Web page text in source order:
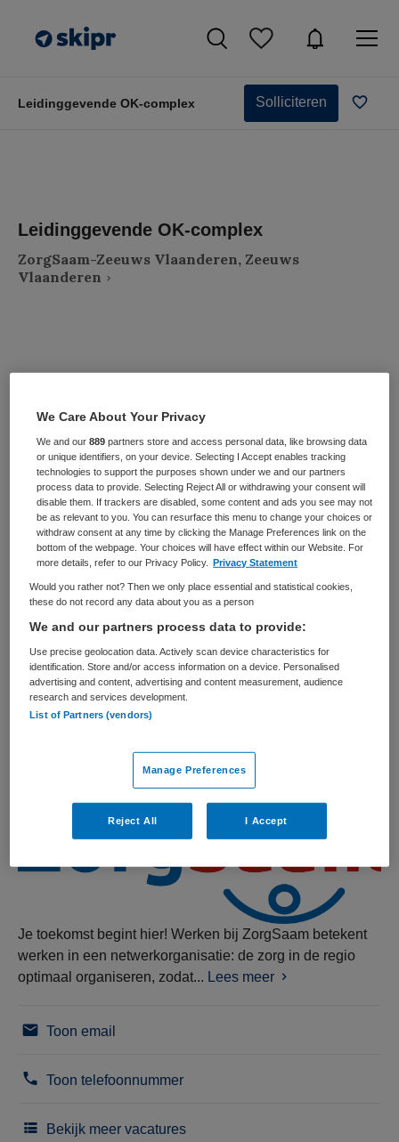
Leidinggevende OK-complex Solliciteren
Leidinggevende OK-complex
ZorgSaam-Zeeuws Vlaanderen, Zeeuws
Vlaanderen
BRANCHE
Ziekenhuis
AANSTELLING
Niet nader bepaald
PLAATSINGSDATUM
27 mei 2026 HBO
ERVARING
Ervaren
DIENSTVERBAND
Fulltime
Vacature niet beschikbaar
Deze vacature Leidinggevende OK-complex bij
ZorgSaam-Zeeuws Vlaanderen is niet meer actueel.
Hieronder staan enkele vergelijkbare vacatures die voor
Je toekomst begint hier! Werken bij ZorgSaam betekent
werken in een netwerkorganisatie: de zorg in de regio
optimaal organiseren, zodat... Lees meer
Toon email
Toon telefoonnummer
Bekijk meer vacatures
We Care About Your Privacy
We and our889 partners store and access personal data, like browsing data
or unique identifiers, on your device. Selecting I Accept enables tracking
technologies to support the purposes shown under we and our partners
process data to provide. Selecting Reject All or withdrawing your consent will
disable them. If trackers are disabled, some content and ads you see may not
be as relevant to you. You can resurface this menu to change your choices or
withdraw consent at any time by clicking the Manage Preferences link on the
bottom of the webpage. Your choices will have effect within our Website. For
more details, refer to our Privacy Policy.
Privacy Statement
Would you rather not? Then we only place essential and statistical cookies,
these do not record any data about you as a person
We and our partners process data to provide:
Use precise geolocation data. Actively scan device characteristics for
identification. Store and/or access information on a device. Personalised
advertising and content, advertising and content measurement, audience
research and services development.
List of Partners (vendors)
Manage Preferences
Reject All I Accept